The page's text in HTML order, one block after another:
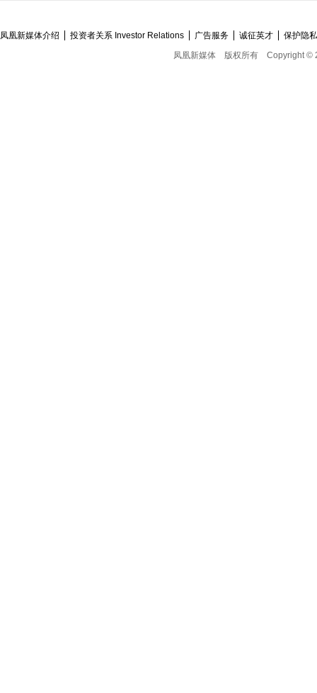
凤凰新媒体介绍 投资者关系 Investor Relations 广告服务 诚征英才
保护隐
凤凰新媒体
版权所有 Copyright ©